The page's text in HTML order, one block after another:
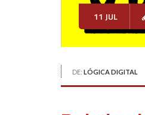
11 JUL
DE: LÓGICA DIGITAL